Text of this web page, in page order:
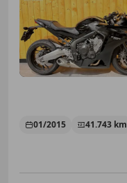
01/2015 41.743 km